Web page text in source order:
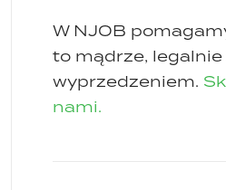
W NJOB
to mądrze, legalnie
wyprzedzeniem.
nami.